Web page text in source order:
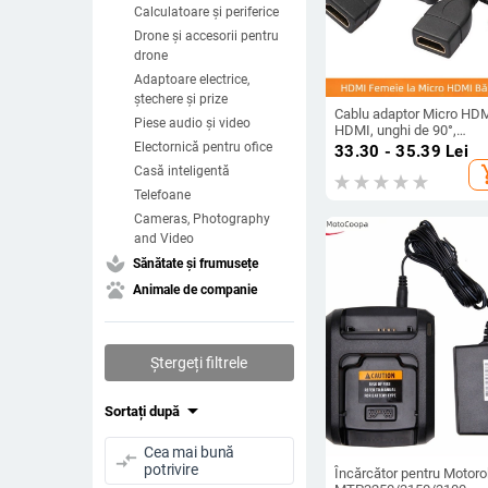
Calculatoare și periferice
Drone și accesorii pentru
drone
Adaptoare electrice,
ștechere și prize
Piese audio și video
Electornică pentru ofice
Casă inteligentă
Telefoane
Cameras, Photography
and Video
spa Sănătate și frumusețe
pets Animale de companie
Ștergeți filtrele
Sortați după arrow_drop_down
compare_arrows Cea mai bună
potrivire
Cablu adaptor Micro
HDMI, unghi de 90°,
conector HDMI femelă,
33.30 - 35.39 Lei
Încărcător pentru